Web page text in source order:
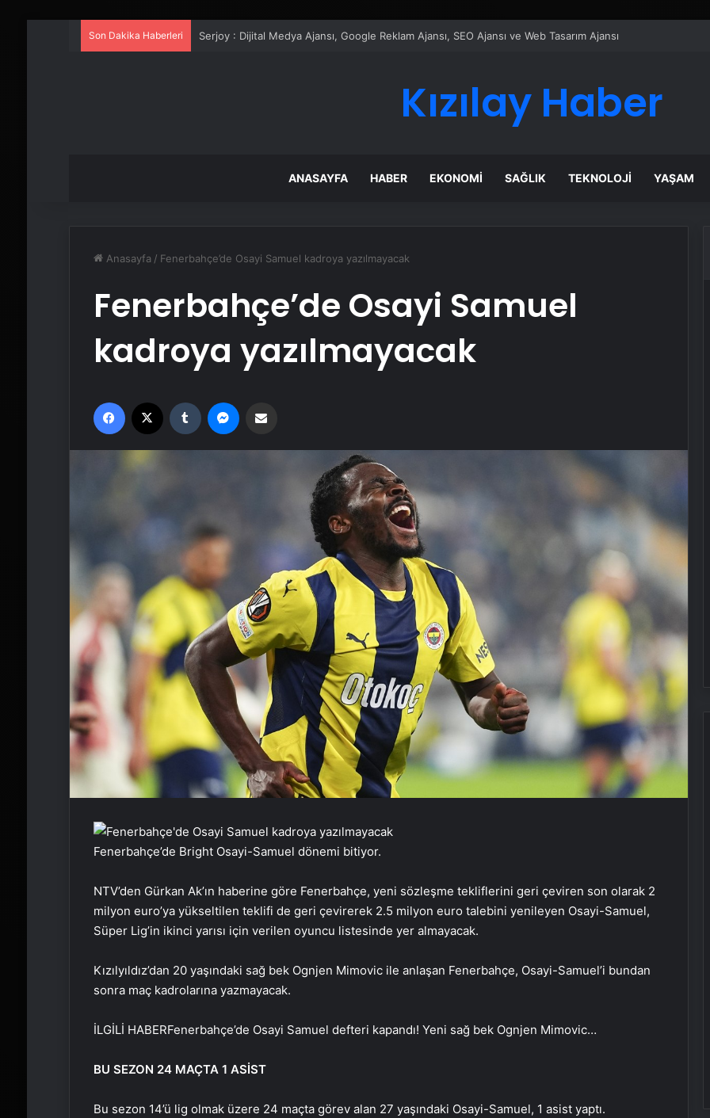
Son Dakika Haberleri UETDS Nedir ? Uetds.com İle Akıllı Dijital Taşımacılık Yazılımı
Kızılay Haber
ANASAYFA HABER EKONOMI SAĞLIK TEKNOLOJI YAŞAM
Anasayfa / Fenerbahçe’de Osayi Samuel kadroya yazılmayacak
Fenerbahçe’de Osayi Samuel
kadroya yazılmayacak
Facebook Tumblr
Fenerbahçe’de Bright Osayi-Samuel dönemi bitiyor.
NTV’den Gürkan Ak’ın haberine göre Fenerbahçe, yeni sözleşme tekliflerini geri çeviren son olarak 2
milyon euro’ya yükseltilen teklifi de geri çevirerek 2.5 milyon euro talebini yenileyen Osayi-Samuel,
Süper Lig’in ikinci yarısı için verilen oyuncu listesinde yer almayacak.
Kızılyıldız’dan 20 yaşındaki sağ bek Ognjen Mimovic ile anlaşan Fenerbahçe, Osayi-Samuel’i bundan
sonra maç kadrolarına yazmayacak.
İLGİLİ HABERFenerbahçe’de Osayi Samuel defteri kapandı! Yeni sağ bek Ognjen Mimovic…
BU SEZON 24 MAÇTA 1 ASİST
Bu sezon 14’ü lig olmak üzere 24 maçta görev alan 27 yaşındaki Osayi-Samuel, 1 asist yaptı.